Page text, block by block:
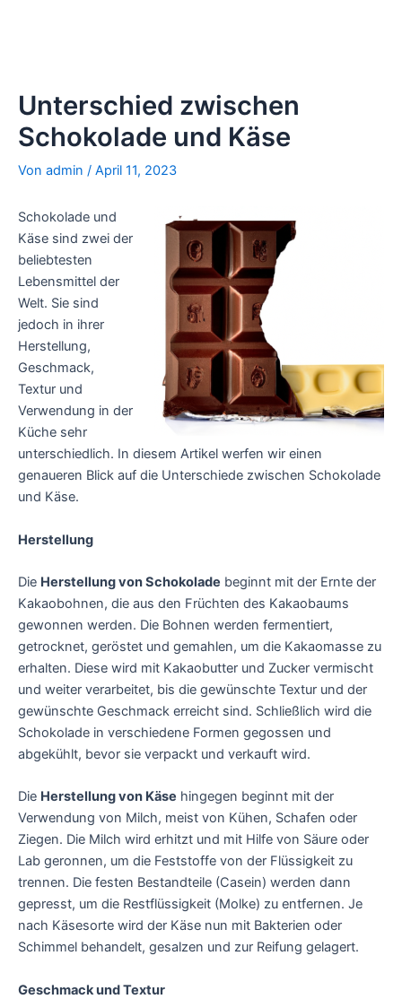
Unterschied zwischen
Schokolade und Käse
Von admin / April 11, 2023
Schokolade und
Käse sind zwei der
beliebtesten
Lebensmittel der
Welt. Sie sind
jedoch in ihrer
Herstellung,
Geschmack,
Textur und
Verwendung in der
Küche sehr
unterschiedlich. In diesem Artikel werfen wir einen
genaueren Blick auf die Unterschiede zwischen Schokolade
und Käse.
Herstellung
Die Herstellung von Schokolade beginnt mit der Ernte der
Kakaobohnen, die aus den Früchten des Kakaobaums
gewonnen werden. Die Bohnen werden fermentiert,
getrocknet, geröstet und gemahlen, um die Kakaomasse zu
erhalten. Diese wird mit Kakaobutter und Zucker vermischt
und weiter verarbeitet, bis die gewünschte Textur und der
gewünschte Geschmack erreicht sind. Schließlich wird die
Schokolade in verschiedene Formen gegossen und
abgekühlt, bevor sie verpackt und verkauft wird.
Die Herstellung von Käse hingegen beginnt mit der
Verwendung von Milch, meist von Kühen, Schafen oder
Ziegen. Die Milch wird erhitzt und mit Hilfe von Säure oder
Lab geronnen, um die Feststoffe von der Flüssigkeit zu
trennen. Die festen Bestandteile (Casein) werden dann
gepresst, um die Restflüssigkeit (Molke) zu entfernen. Je
nach Käsesorte wird der Käse nun mit Bakterien oder
Schimmel behandelt, gesalzen und zur Reifung gelagert.
Geschmack und Textur